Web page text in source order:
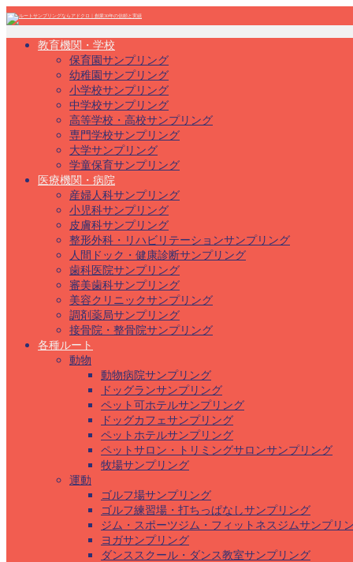
教育機関・学校
保育園サンプリング
幼稚園サンプリング
小学校サンプリング
中学校サンプリング
高等学校・高校サンプリング
専門学校サンプリング
大学サンプリング
学童保育サンプリング
医療機関・病院
産婦人科サンプリング
小児科サンプリング
皮膚科サンプリング
整形外科・リハビリテーションサンプリング
人間ドック・健康診断サンプリング
歯科医院サンプリング
審美歯科サンプリング
美容クリニックサンプリング
調剤薬局サンプリング
接骨院・整骨院サンプリング
各種ルート
動物
動物病院サンプリング
ドッグランサンプリング
ペット可ホテルサンプリング
ドッグカフェサンプリング
ペットホテルサンプリング
ペットサロン・トリミングサロンサンプリング
牧場サンプリング
運動
ゴルフ場サンプリング
ゴルフ練習場・打ちっぱなしサンプリング
ジム・スポーツジム・フィットネスジムサンプリ
ヨガサンプリング
ダンススクール・ダンス教室サンプリング